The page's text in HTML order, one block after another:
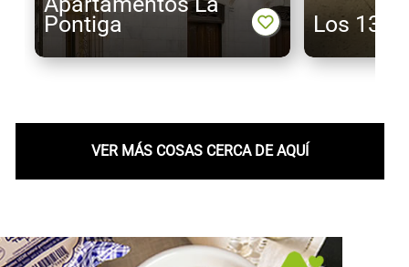
Pontiga Los 13
VER MÁS COSAS CERCA DE AQUÍ